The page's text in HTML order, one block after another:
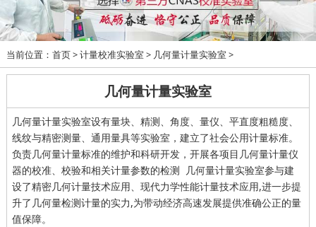
当前位置： 首页> 计量校准实验室 > 几何量计量实验室 >
几何量计量实验室
几何量计量实验室设有量块、精测、角度、量仪、平直度粗糙度、
线纹与精密测量、通用量具等实验室，建立了社会公用计量标准。
负责几何量计量标准的维护和科研开发，开展各项目几何量计量仪
器的校准、校验和相关计量参数的检测 几何量计量实验室参与建
设了精密几何计量技术应用、现代力学性能计量技术应用,进一步提
升了几何量检测计量的实力,为带动经济高速发展提供准确公正的量
值保障。